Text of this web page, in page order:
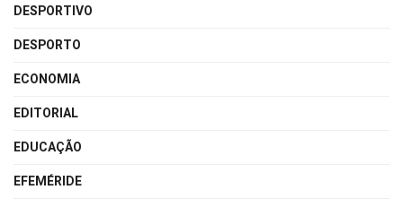
DESPORTIVO
DESPORTO
ECONOMIA
EDITORIAL
EDUCAÇÃO
EFEMÉRIDE